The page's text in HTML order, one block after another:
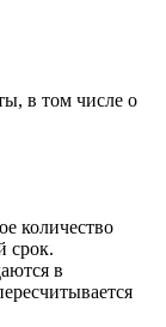
в том числе о
количество
срок.
в